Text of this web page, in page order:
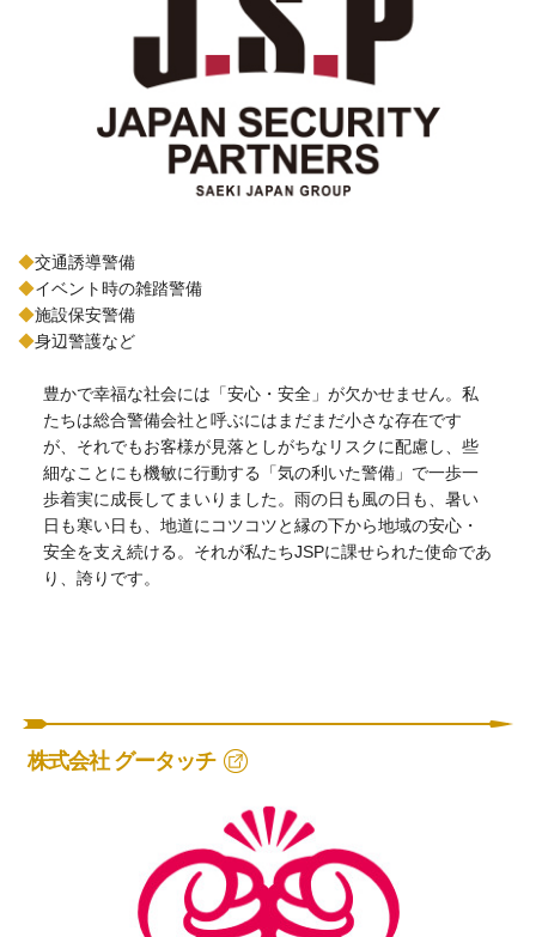
◆交通誘導警備
◆イベント時の雑踏警備
◆施設保安警備
◆身辺警護など
豊かで幸福な社会には「安心・安全」が欠かせません。私
たちは総合警備会社と呼ぶにはまだまだ小さな存在です
が、それでもお客様が見落としがちなリスクに配慮し、些
細なことにも機敏に行動する「気の利いた警備」で一歩一
歩着実に成長してまいりました。雨の日も風の日も、暑い
日も寒い日も、地道にコツコツと縁の下から地域の安心・
安全を支え続ける。それが私たちJSPに課せられた使命であ
り、誇りです。
株式会社 グータッチ